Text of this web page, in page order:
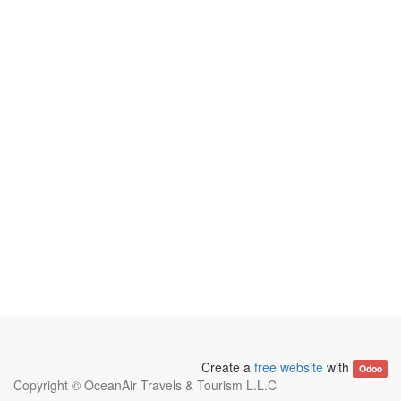
Create afree website with Odoo
Copyright © OceanAir Travels & Tourism L.L.C